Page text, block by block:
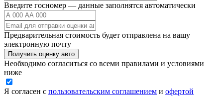
Введите госномер — данные заполнятся автоматически
Предварительная стоимость будет отправлена на вашу
электронную почту
Получить оценку авто
Необходимо согласиться со всеми правилами и условиями
ниже
Я согласен с пользовательским соглашением и офертой